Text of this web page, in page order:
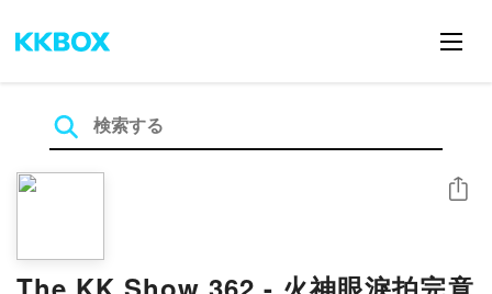
シェア